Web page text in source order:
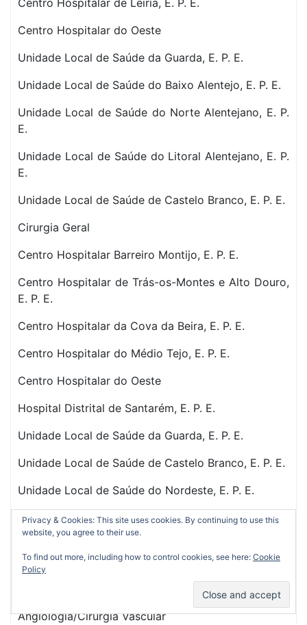
Centro Hospitalar de Leiria, E. P. E.
Centro Hospitalar do Oeste
Unidade Local de Saúde da Guarda, E. P. E.
Unidade Local de Saúde do Baixo Alentejo, E. P. E.
Unidade Local de Saúde do Norte Alentejano, E. P.
E.
Unidade Local de Saúde do Litoral Alentejano, E. P.
E.
Unidade Local de Saúde de Castelo Branco, E. P. E.
Cirurgia Geral
Centro Hospitalar Barreiro Montijo, E. P. E.
Centro Hospitalar de Trás-os-Montes e Alto Douro,
E. P. E.
Centro Hospitalar da Cova da Beira, E. P. E.
Centro Hospitalar do Médio Tejo, E. P. E.
Centro Hospitalar do Oeste
Hospital Distrital de Santarém, E. P. E.
Unidade Local de Saúde da Guarda, E. P. E.
Unidade Local de Saúde de Castelo Branco, E. P. E.
Unidade Local de Saúde do Nordeste, E. P. E.
Cirurgia Plástica, Reconstrutiva e Estética
E. P. E.
Hospital do Espírito Santo de Évora, E. P. E.
Angiologia/Cirurgia Vascular
Privacy & Cookies: This site uses cookies. By continuing to use this
website, you agree to their use.
To find out more, including how to control cookies, see here: Cookie
Policy